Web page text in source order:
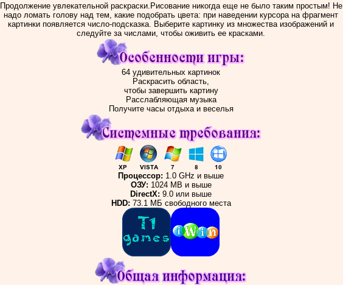
Продолжение увлекательной раскраски.Рисование никогда еще не было таким простым! Не
надо ломать голову над тем, какие подобрать цвета: при наведении курсора на фрагмент
картинки появляется число-подсказка. Выберите картинку из множества изображений и
следуйте за числами, чтобы оживить ее красками.
64 удивительных картинок
Раскрасить область,
чтобы завершить картину
Расслабляющая музыка
Получите часы отдыха и веселья
Процессор: 1.0 GHz и выше
ОЗУ: 1024 MB и выше
DirectX: 9.0 или выше
HDD: 73.1 МБ свободного места